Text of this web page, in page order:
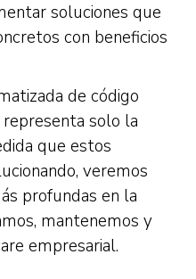
soluciones que
con beneficios
de código
solo la
que estos
veremos
profundas en la
mantenemos y
empresarial.